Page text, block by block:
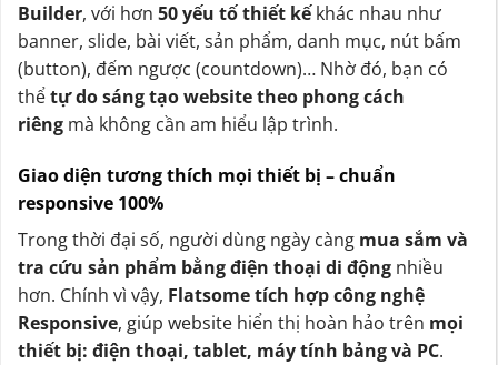
Builder, với hơn 50 yếu tố thiết kếkhác nhau như
banner, slide, bài viết, sản phẩm, danh mục, nút bấm
(button), đếm ngược (countdown)… Nhờ đó, bạn có
thểtự do sáng tạo website theo phong cách
riêng mà không cần am hiểu lập trình.
Giao diện tương thích mọi thiết bị – chuẩn
responsive 100%
Trong thời đại số, người dùng ngày càng mua sắm và
tra cứu sản phẩm bằng điện thoại di động nhiều
hơn. Chính vì vậy, Flatsome tích hợp công nghệ
Responsive, giúp website hiển thị hoàn hảo trên mọi
thiết bị: điện thoại, tablet, máy tính bảng và PC.